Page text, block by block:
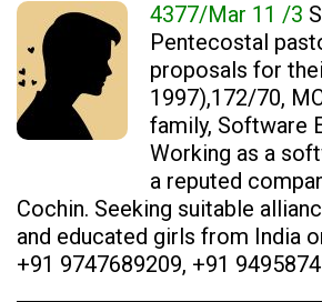
4377/Mar 11 /3
Pentecostal
proposals for
1997),172/70,
family, Software
Working as a
a reputed
Cochin. Seeking suitable
and educated girls from India
+91 9747689209, +91